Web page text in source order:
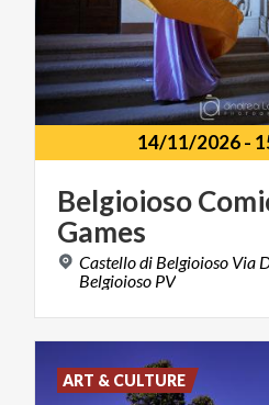
14/11/2026-
Belgioioso
Games
Castello di Belgioioso Via
Belgioioso PV
ART & CULTURE